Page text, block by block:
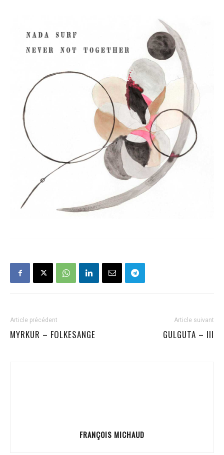
Article précédent
MYRKUR – FOLKESANGE
Article suivant
GULGUTA – III
FRANÇOIS MICHAUD